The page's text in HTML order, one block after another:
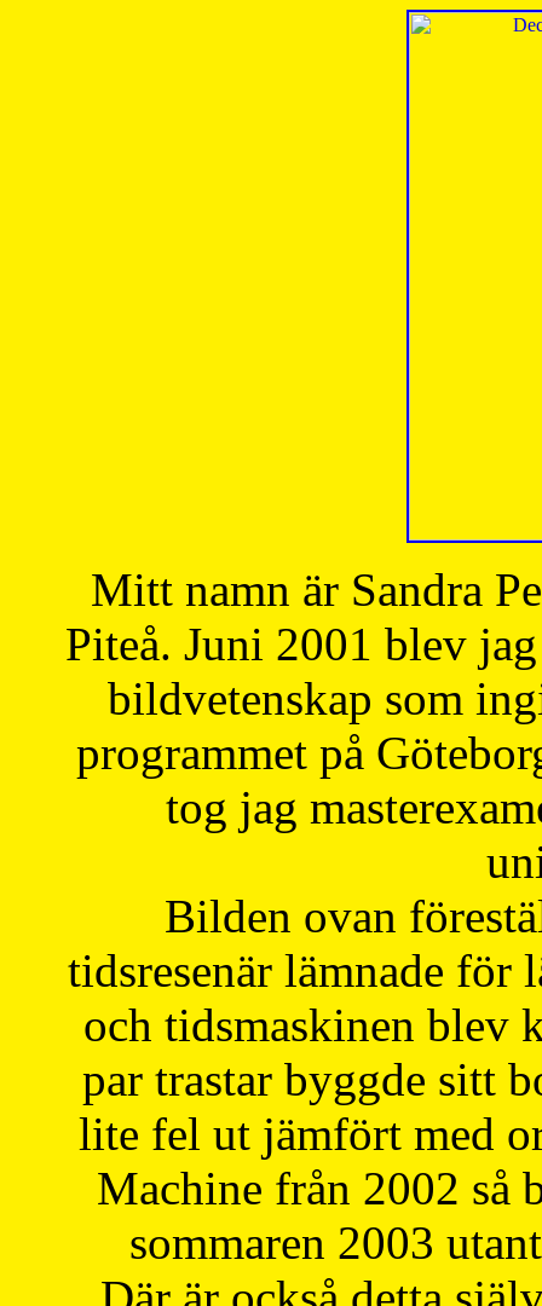
Mitt namn är Sandra
Piteå. Juni 2001 blev
bildvetenskap som
programmet på
tog jag
Bilden ovan
tidsresenär lämnade för
och tidsmaskinen blev
par trastar byggde sitt
lite fel ut jämfört med
Machine från 2002 så
sommaren 2003